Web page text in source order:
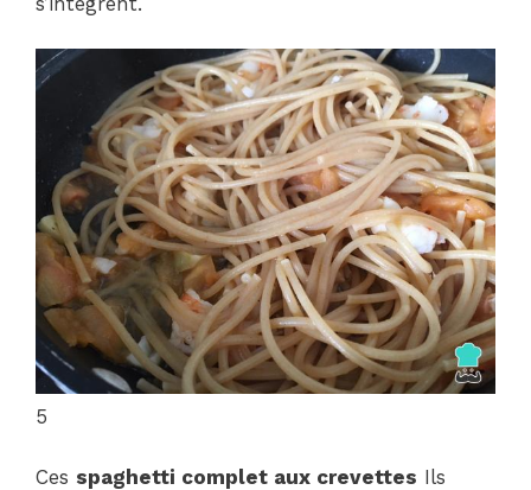
5
Ces spaghetti complet aux crevettes Ils